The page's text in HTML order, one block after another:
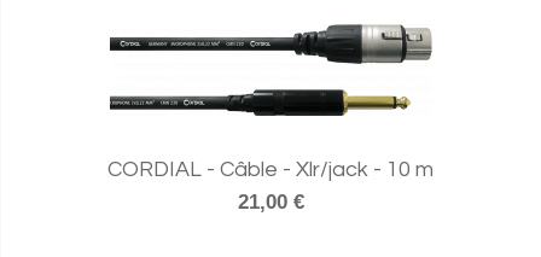
CORDIAL - Câble - Xlr/jack - 10 m
21,00 €